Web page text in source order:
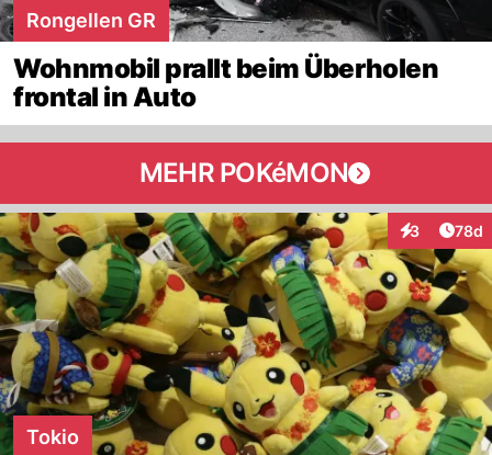
Rongellen GR
Wohnmobil prallt beim Überholen
frontal in Auto
MEHR POKéMON
3
Interaktionen
78d
Tokio